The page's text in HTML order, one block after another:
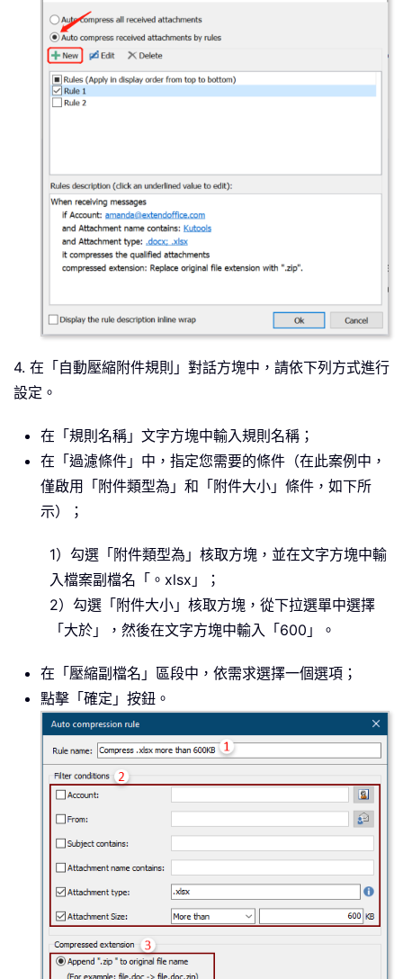
4. 在「自動壓縮附件規則」對話方塊中，請依下列方式進行
設定。
在「規則名稱」文字方塊中輸入規則名稱；
在「過濾條件」中，指定您需要的條件（在此案例中，
僅啟用「附件類型為」和「附件大小」條件，如下所
示）；
1）勾選「附件類型為」核取方塊，並在文字方塊中輸
入檔案副檔名「。xlsx」；
2）勾選「附件大小」核取方塊，從下拉選單中選擇
「大於」，然後在文字方塊中輸入「600」。
在「壓縮副檔名」區段中，依需求選擇一個選項；
點擊「確定」按鈕。